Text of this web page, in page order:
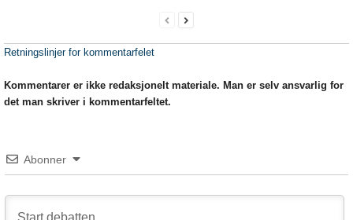
Retningslinjer for kommentarfelet
Kommentarer er ikke redaksjonelt materiale. Man er selv ansvarlig for
det man skriver i kommentarfeltet.
Abonner